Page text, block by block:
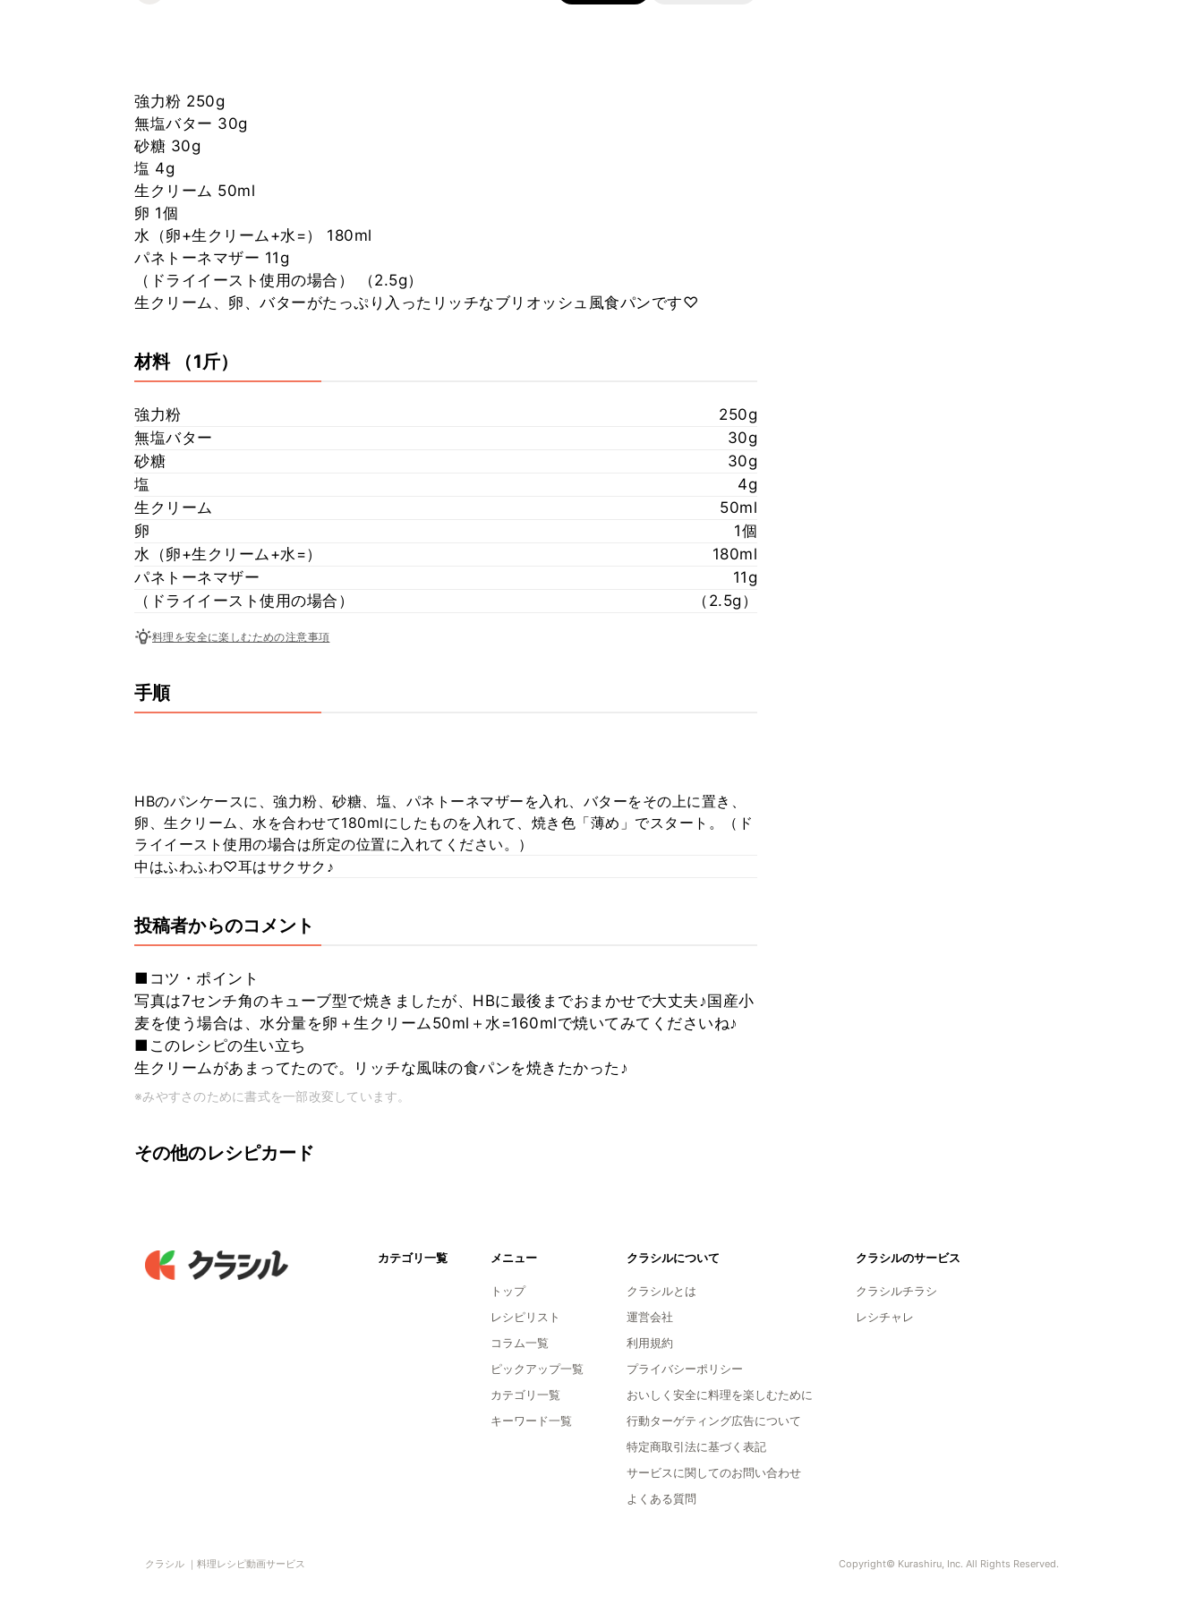
強力粉 250g
無塩バター 30g
砂糖 30g
塩 4g
生クリーム 50ml
卵 1個
水（卵+生クリーム+水=） 180ml
パネトーネマザー 11g
（ドライイースト使用の場合） （2.5g）
生クリーム、卵、バターがたっぷり入ったリッチなブリオッシュ風食パンです♡
材料 （1斤）
強力粉
250g
無塩バター
30g
砂糖
30g
塩
4g
生クリーム
50ml
卵
1個
水（卵+生クリーム+水=）
180ml
パネトーネマザー
11g
（ドライイースト使用の場合）
（2.5g）
料理を安全に楽しむための注意事項
手順
HBのパンケースに、強力粉、砂糖、塩、パネトーネマザーを入れ、バターをその上に置き、
卵、生クリーム、水を合わせて180mlにしたものを入れて、焼き色「薄め」でスタート。（ド
ライイースト使用の場合は所定の位置に入れてください。）
中はふわふわ♡耳はサクサク♪
投稿者からのコメント
■コツ・ポイント
写真は7センチ角のキューブ型で焼きましたが、HBに最後までおまかせで大丈夫♪国産小
麦を使う場合は、水分量を卵＋生クリーム50ml＋水=160mlで焼いてみてくださいね♪
■このレシピの生い立ち
生クリームがあまってたので。リッチな風味の食パンを焼きたかった♪
※みやすさのために書式を一部改変しています。
その他のレシピカード
カテゴリ一覧 メニュー
トップ
レシピリスト
コラム一覧
ピックアップ一覧
カテゴリ一覧
キーワード一覧
クラシルについて
クラシルとは
運営会社
利用規約
プライバシーポリシー
おいしく安全に料理を楽しむために
行動ターゲティング広告について
特定商取引法に基づく表記
サービスに関してのお問い合わせ
よくある質問
クラシルのサービス
クラシルチラシ
レシチャレ
クラシル ｜料理レシピ動画サービス Copyright© Kurashiru, Inc. All Rights Reserved.